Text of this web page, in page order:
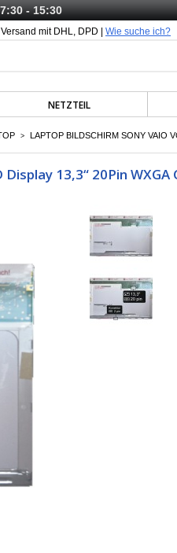
- 15:30
mit DHL, DPD | Wie suche ich?
NETZTEIL
> LAPTOP BILDSCHIRM SONY VAIO
13,3“ 20Pin WXGA